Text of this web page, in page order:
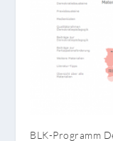
BLK-Programm